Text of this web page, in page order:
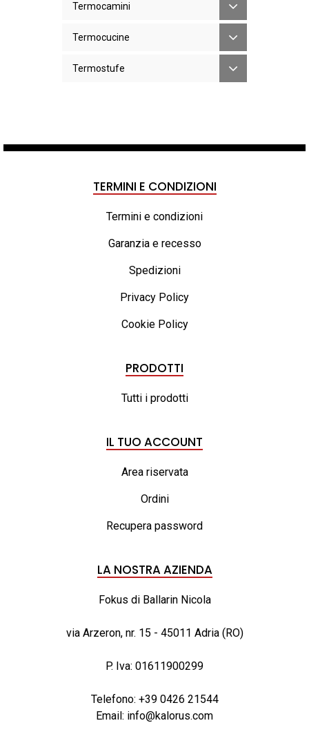
Termocamini
Termocucine
Termostufe
TERMINI E CONDIZIONI
Termini e condizioni
Garanzia e recesso
Spedizioni
Privacy Policy
Cookie Policy
PRODOTTI
Tutti i prodotti
IL TUO ACCOUNT
Area riservata
Ordini
Recupera password
LA NOSTRA AZIENDA
Fokus di Ballarin Nicola
via Arzeron, nr. 15 - 45011 Adria (RO)
P. Iva: 01611900299
Telefono: +39 0426 21544
Email: info@kalorus.com